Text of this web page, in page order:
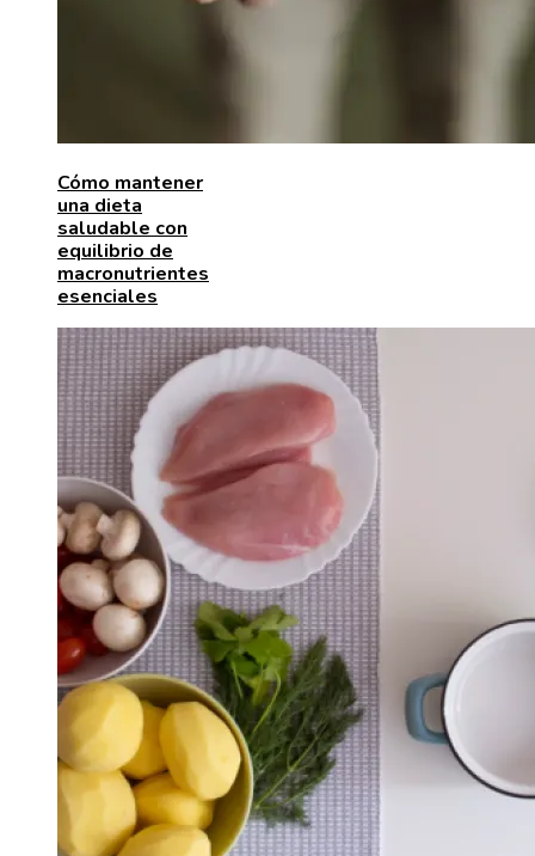
Cómo mantener
una dieta
saludable con
equilibrio de
macronutrientes
esenciales